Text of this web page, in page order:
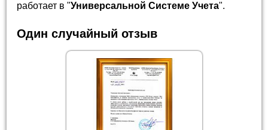
работает в "Универсальной Системе Учета".
Один случайный отзыв